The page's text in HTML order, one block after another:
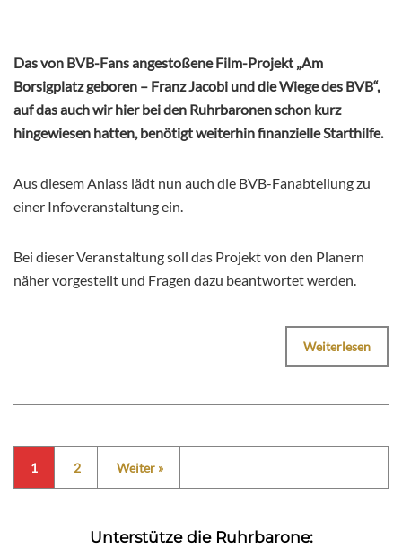
Das von BVB-Fans angestoßene Film-Projekt „Am
Borsigplatz geboren – Franz Jacobi und die Wiege des BVB“,
auf das auch wir hier bei den Ruhrbaronen schon kurz
hingewiesen hatten, benötigt weiterhin finanzielle Starthilfe.
Aus diesem Anlass lädt nun auch die BVB-Fanabteilung zu
einer Infoveranstaltung ein.
Bei dieser Veranstaltung soll das Projekt von den Planern
näher vorgestellt und Fragen dazu beantwortet werden.
Weiterlesen
1 2 Weiter »
Unterstütze die Ruhrbarone: